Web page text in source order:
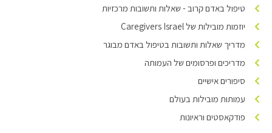
טיפול באדם קרוב - שאלות ותשובות מרכזיות
יוזמות מובילות של Caregivers Israel
מדריך שאלות ותשובות בטיפול באדם מבוגר
מדריכים ופרסומים של העמותה
סיפורים אישיים
עמותות מובילות בעולם
פודקאסטים וראיונות